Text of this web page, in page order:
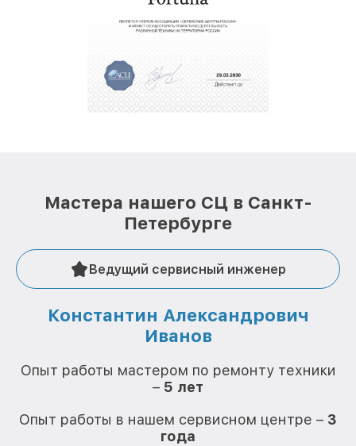
Мастера нашего СЦ в Санкт-
Петербурге
Ведущий сервисный инженер
Константин Александрович
Иванов
Опыт работы мастером по ремонту техники
– 5 лет
Опыт работы в нашем сервисном центре – 3
года